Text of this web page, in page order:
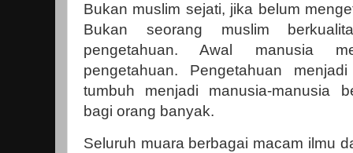
Bukan muslim sejati, jika belum
Bukan seorang muslim
pengetahuan. Awal manusia
pengetahuan. Pengetahuan
tumbuh menjadi manusia-manusia
bagi orang banyak.
Seluruh muara berbagai macam ilmu